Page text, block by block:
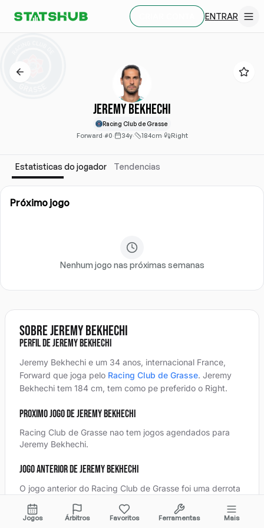
ENTRAR
Jeremy Bekhechi
Racing Club de Grasse
Forward·#0· 34y· 184cm· Right
Estatisticas do jogador Tendencias
Próximo jogo
Nenhum jogo nas próximas semanas
Sobre Jeremy Bekhechi
Perfil de Jeremy Bekhechi
Jeremy Bekhechi e um 34 anos, internacional France,
Forward que joga pelo Racing Club de Grasse. Jeremy
Bekhechi tem 184 cm, tem como pe preferido o Right.
Proximo jogo de Jeremy Bekhechi
Racing Club de Grasse nao tem jogos agendados para
Jeremy Bekhechi.
Jogo anterior de Jeremy Bekhechi
O jogo anterior do Racing Club de Grasse foi uma derrota
fora contra
em November 15, 2025
na Coupe de France
Detalhes completos da partida,
Jogos Árbitros Favoritos Ferramentas Mais